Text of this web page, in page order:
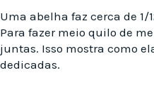
Uma abelha faz cerca de 1/
Para fazer meio quilo de
juntas. Isso mostra como
dedicadas.